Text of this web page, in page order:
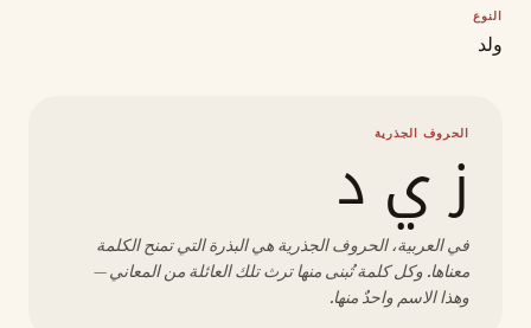
النوع
ولد
الحروف الجذرية
ز ي د
في العربية، الحروف الجذرية هي البذرة التي تمنح الكلمة
معناها. وكل كلمة تُبنى منها ترث تلك العائلة من المعاني —
وهذا الاسم واحدٌ منها.